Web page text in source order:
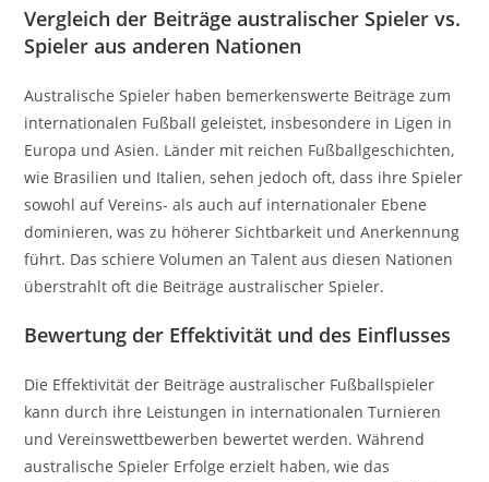
Vergleich der Beiträge australischer Spieler vs.
Spieler aus anderen Nationen
Australische Spieler haben bemerkenswerte Beiträge zum
internationalen Fußball geleistet, insbesondere in Ligen in
Europa und Asien. Länder mit reichen Fußballgeschichten,
wie Brasilien und Italien, sehen jedoch oft, dass ihre Spieler
sowohl auf Vereins- als auch auf internationaler Ebene
dominieren, was zu höherer Sichtbarkeit und Anerkennung
führt. Das schiere Volumen an Talent aus diesen Nationen
überstrahlt oft die Beiträge australischer Spieler.
Bewertung der Effektivität und des Einflusses
Die Effektivität der Beiträge australischer Fußballspieler
kann durch ihre Leistungen in internationalen Turnieren
und Vereinswettbewerben bewertet werden. Während
australische Spieler Erfolge erzielt haben, wie das